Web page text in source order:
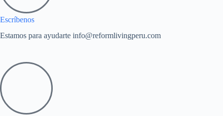
Escríbenos
Estamos para ayudarte info@reformlivingperu.com